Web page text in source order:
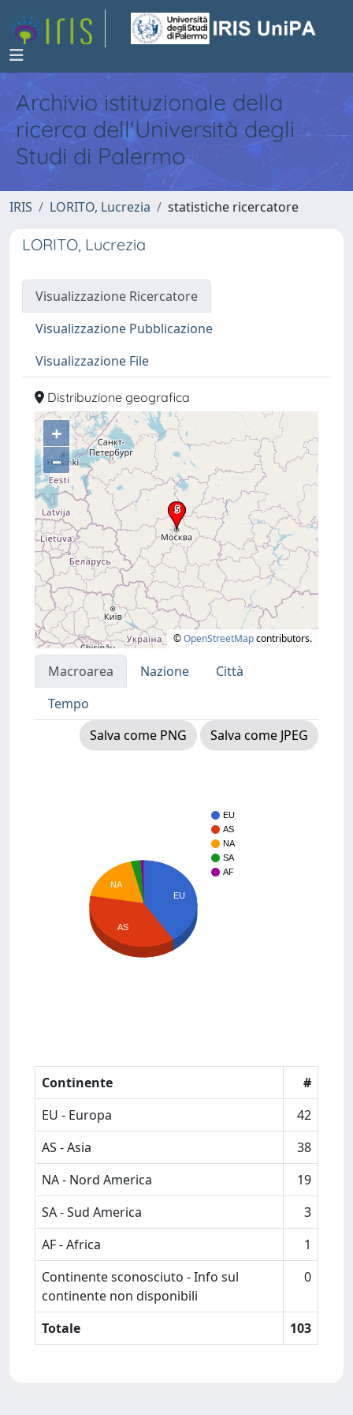
Archivio istituzionale della
ricerca dell'Università degli
Studi di Palermo
IRIS LORITO, Lucrezia statistiche ricercatore
LORITO, Lucrezia
Visualizzazione Ricercatore
Visualizzazione Pubblicazione
Visualizzazione File
Distribuzione geografica
+
–
©OpenStreetMapcontributors.
Macroarea Nazione
Città
Tempo
Salva come PNG
Salva come JPEG
EU
AS
NA
SA
AF
EU
NA
AS
Continente
#
EU - Europa
42
AS - Asia
38
NA - Nord America
19
SA - Sud America
3
AF - Africa
1
Continente sconosciuto - Info sul
continente non disponibili
0
Totale 103